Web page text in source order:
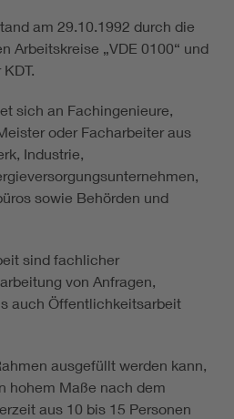
am 29.10.1992 durch die
Arbeitskreise „VDE 0100“ und
sich an Fachingenieure,
oder Facharbeiter aus
Industrie,
sowie Behörden und
sind fachlicher
von Anfragen,
auch Öffentlichkeitsarbeit
ausgefüllt werden kann,
hohem Maße nach dem
aus 10 bis 15 Personen